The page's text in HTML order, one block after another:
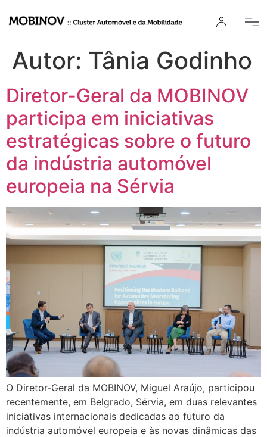
Autor: Tânia Godinho
Diretor-Geral da MOBINOV
participa em iniciativas
estratégicas sobre o futuro
da indústria automóvel
europeia na Sérvia
O Diretor-Geral da MOBINOV, Miguel Araújo, participou
recentemente, em Belgrado, Sérvia, em duas relevantes
iniciativas internacionais dedicadas ao futuro da
indústria automóvel europeia e às novas dinâmicas das